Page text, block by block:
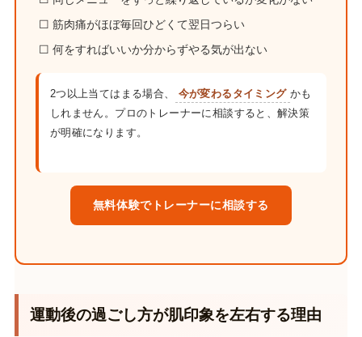
☐ 筋肉痛がほぼ毎回ひどくて翌日つらい
☐ 何をすればいいか分からずやる気が出ない
2つ以上当てはまる場合、 今が変わるタイミング かも
しれません。プロのトレーナーに相談すると、解決策
が明確になります。
無料体験でトレーナーに相談する
運動後の過ごし方が肌印象を左右する理由